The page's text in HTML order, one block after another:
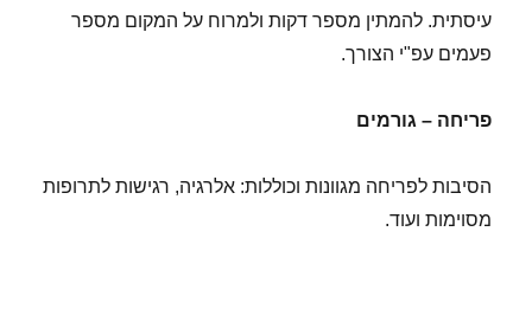
עיסתית. להמתין מספר דקות ולמרוח על המקום מספר
פעמים עפ"י הצורך.
פריחה – גורמים
הסיבות לפריחה מגוונות וכוללות: אלרגיה, רגישות לתרופות
מסוימות ועוד.